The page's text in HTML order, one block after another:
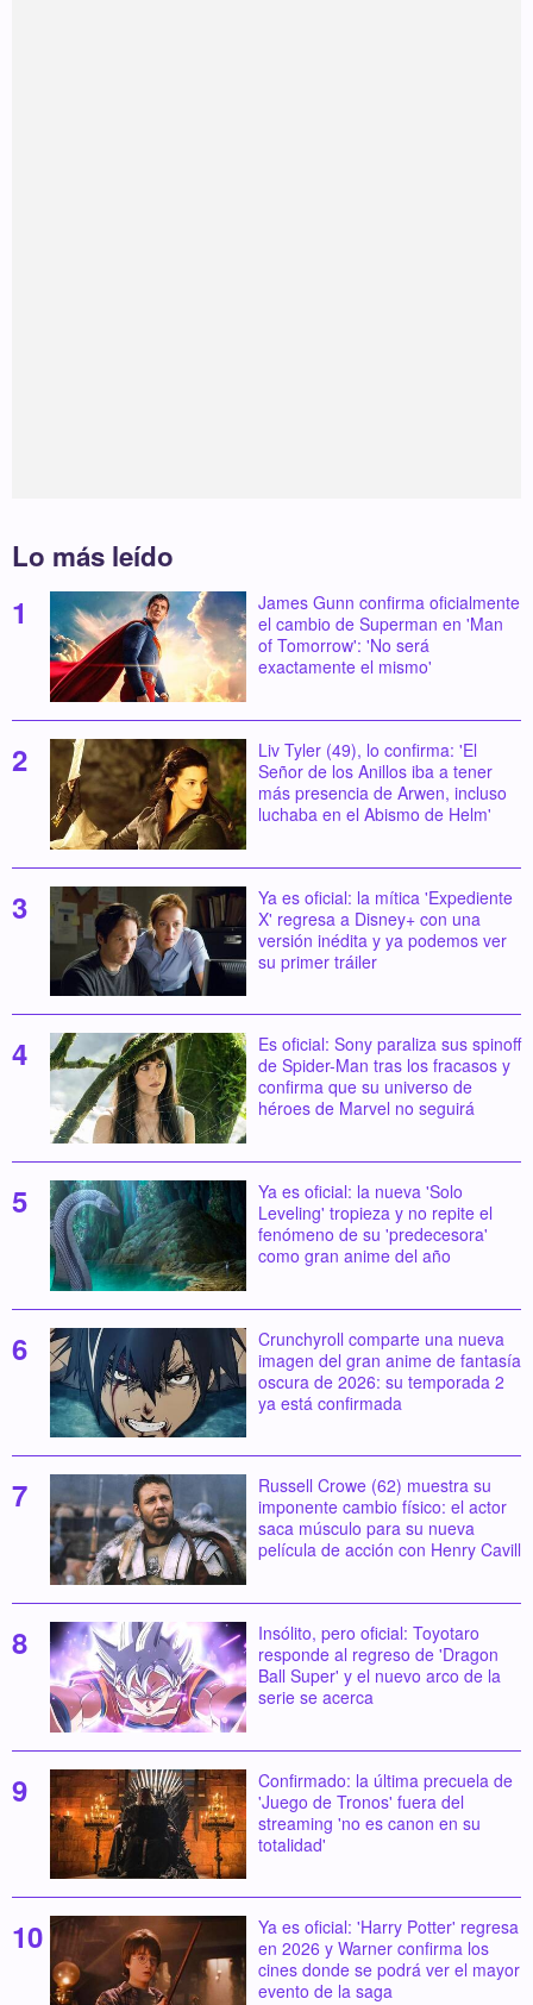
Lo más leído
James Gunn confirma oficialmente
el cambio de Superman en 'Man
of Tomorrow': 'No será
exactamente el mismo'
Liv Tyler (49), lo confirma: 'El
Señor de los Anillos iba a tener
más presencia de Arwen, incluso
luchaba en el Abismo de Helm'
Ya es oficial: la mítica 'Expediente
X' regresa a Disney+ con una
versión inédita y ya podemos ver
su primer tráiler
Es oficial: Sony paraliza sus spinoff
de Spider-Man tras los fracasos y
confirma que su universo de
héroes de Marvel no seguirá
Ya es oficial: la nueva 'Solo
Leveling' tropieza y no repite el
fenómeno de su 'predecesora'
como gran anime del año
Crunchyroll comparte una nueva
imagen del gran anime de fantasía
oscura de 2026: su temporada 2
ya está confirmada
Russell Crowe (62) muestra su
imponente cambio físico: el actor
saca músculo para su nueva
película de acción con Henry Cavill
Insólito, pero oficial: Toyotaro
responde al regreso de 'Dragon
Ball Super' y el nuevo arco de la
serie se acerca
Confirmado: la última precuela de
'Juego de Tronos' fuera del
streaming 'no es canon en su
totalidad'
Ya es oficial: 'Harry Potter' regresa
en 2026 y Warner confirma los
cines donde se podrá ver el mayor
evento de la saga